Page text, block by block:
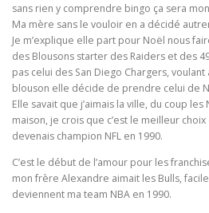
sans rien y comprendre bingo ça sera
Ma mère sans le vouloir en a décidé
Je m’explique elle part pour Noël nous
des Blousons starter des Raiders et des
pas celui des San Diego Chargers, voulant
blouson elle décide de prendre celui de
Elle savait que j’aimais la ville, du coup les
maison, je crois que c’est le meilleur
devenais champion NFL en 1990.
C’est le début de l’amour pour les
mon frère Alexandre aimait les Bulls,
deviennent ma team NBA en 1990.